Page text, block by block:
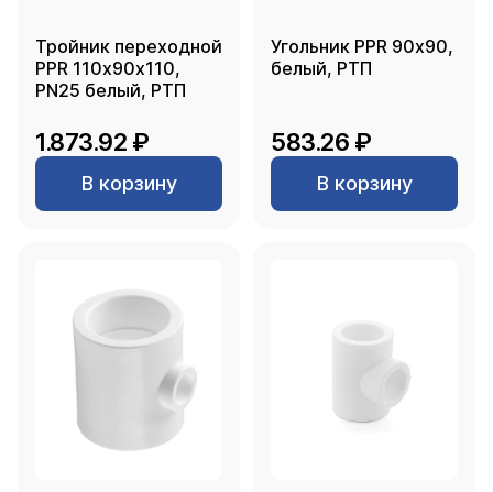
Тройник переходной
PPR 110х90х110,
PN25 белый, РТП
1.873.92 ₽
В корзину
Угольник PPR 90х90,
белый, РТП
583.26 ₽
В корзину